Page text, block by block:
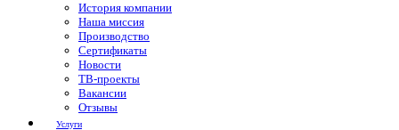
История компании
Наша миссия
Производство
Сертификаты
Новости
ТВ-проекты
Вакансии
Отзывы
Услуги